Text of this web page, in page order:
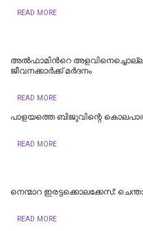
READ MORE
അൽഫാമിന്‍റെ അളവിനെച്ചൊല്ലി
ജീവനക്കാര്‍ക്ക് മര്‍ദനം
READ MORE
പാളയത്തെ ബിജുവിന്റെ
READ MORE
നെന്മാറ ഇരട്ടക്കൊലക്കേസ്:
READ MORE